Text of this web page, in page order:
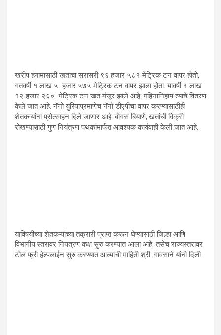
खरीप हंगामासाठी खताचा सरासरी ९६ हजार ५८१ मेट्रिक टन वापर होतो,
गतवर्षी १ लाख ५ हजार ५७५ मेट्रिक टन वापर झाला होता. यावर्षी १ लाख
१२ हजार २६० मेट्रिक टन खत मंजूर झाले आहे. महिनानिहाय त्याचे वितरण
केले जात आहे. नॅनो युरियाप्रमाणेच नॅनो डीएपीचा वापर करण्यासाठीही
शेतकऱ्यांना प्रोत्साहन दिले जाणार आहे. बोगस बियाणे, खतांची विक्री
रोखण्यासाठी गुण नियंत्रण पथकांमार्फत आवश्यक कार्यवाही केली जात आहे.
याविषयीच्या शेतकऱ्यांच्या तक्रारी प्राप्त करून घेण्यासाठी जिल्हा आणि
विभागीय स्तरावर नियंत्रण कक्ष सुरु करण्यात आला आहे. तसेच राज्यस्तरावर
टोल फ्री हेल्पलाईन सुरु करण्यात आल्याची माहिती श्री. गावसाने यांनी दिली.